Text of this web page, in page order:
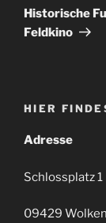
Beitrag
Historische
Feldkino
HIER
Adresse
Schlossplatz 1
09429